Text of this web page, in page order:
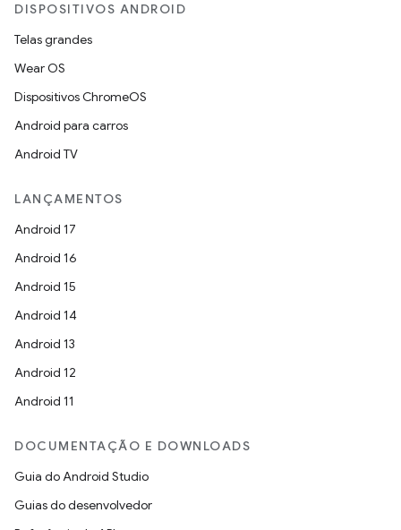
DISPOSITIVOS ANDROID
Telas grandes
Wear OS
Dispositivos ChromeOS
Android para carros
Android TV
LANÇAMENTOS
Android 17
Android 16
Android 15
Android 14
Android 13
Android 12
Android 11
DOCUMENTAÇÃO E DOWNLOADS
Guia do Android Studio
Guias do desenvolvedor